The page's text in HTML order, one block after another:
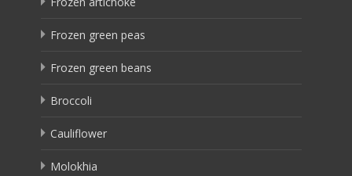
Frozen green peas
Frozen green beans
Broccoli
Cauliflower
Molokhia